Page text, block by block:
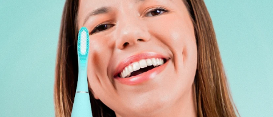
I miei dispositivi
I miei ordini
I miei indirizzi
I miei abbonamenti
FAQ™ Pure Beauty-Tech Elixir
issa™ Teeth Whitening Set
Deutsch
Español
Français
Italiano
Português
Svenska
Русский
简体中文 繁體中文